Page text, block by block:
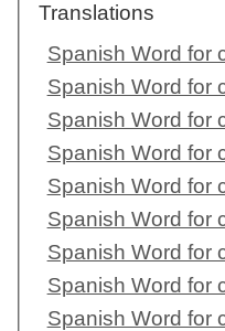
Translations
Spanish Word for
Spanish Word for
Spanish Word for
Spanish Word for
Spanish Word for
Spanish Word for
Spanish Word for
Spanish Word for
Spanish Word for